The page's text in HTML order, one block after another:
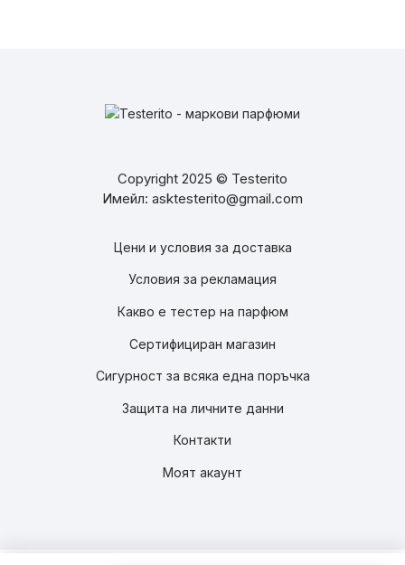
Copyright 2025 © Testerito
Имейл: asktesterito@gmail.com
Цени и условия за доставка
Условия за рекламация
Какво е тестер на парфюм
Сертифициран магазин
Сигурност за всяка една поръчка
Защита на личните данни
Контакти
Моят акаунт